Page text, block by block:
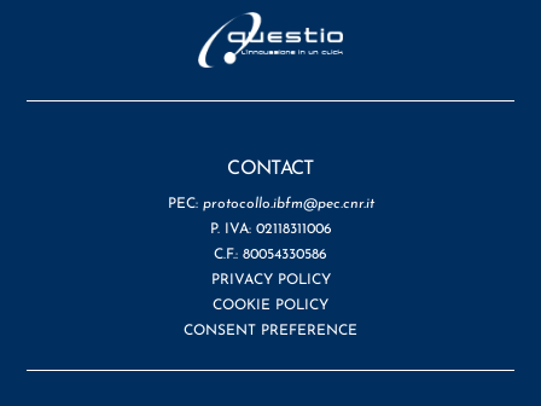
CONTACT
PEC: protocollo.ibfm@pec.cnr.it
P. IVA: 02118311006
C.F.: 80054330586
PRIVACY POLICY
COOKIE POLICY
CONSENT PREFERENCE